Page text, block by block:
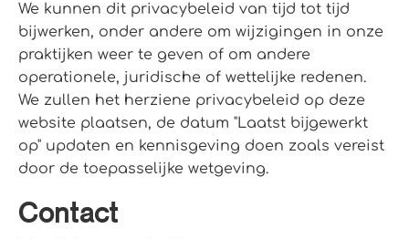
We kunnen dit privacybeleid van tijd tot tijd
bijwerken, onder andere om wijzigingen in onze
praktijken weer te geven of om andere
operationele, juridische of wettelijke redenen.
We zullen het herziene privacybeleid op deze
website plaatsen, de datum "Laatst bijgewerkt
op" updaten en kennisgeving doen zoals vereist
door de toepasselijke wetgeving.
Contact